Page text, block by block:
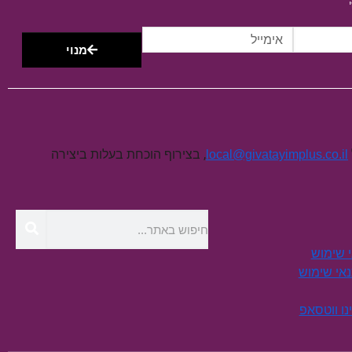
מנוי
local@givatayimplus.co.il , בצירוף הוכחת בעלות ביצירה
שימוש
שימוש
ווטסאפ